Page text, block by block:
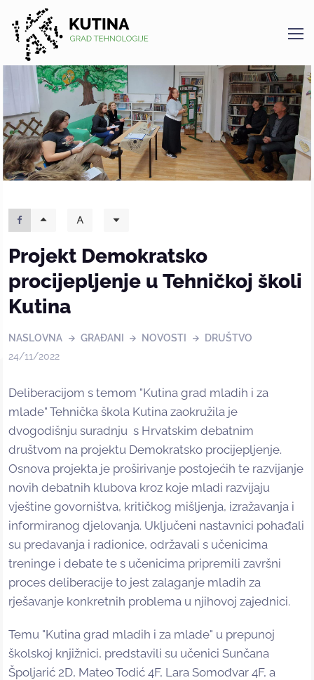
Kutina
Projekt Demokratsko
procijepljenje u Tehničkoj školi
Kutina
NASLOVNA GRAĐANI NOVOSTI
DRUŠTVO
24/11/2022
Deliberacijom s temom "Kutina grad mladih i za
mlade" Tehnička škola Kutina zaokružila je
dvogodišnju suradnju s Hrvatskim debatnim
društvom na projektu Demokratsko procijepljenje.
Osnova projekta je proširivanje postojećih te razvijanje
novih debatnih klubova kroz koje mladi razvijaju
vještine govorništva, kritičkog mišljenja, izražavanja i
informiranog djelovanja. Uključeni nastavnici pohađali
su predavanja i radionice, održavali s učenicima
treninge i debate te s učenicima pripremili završni
proces deliberacije to jest zalaganje mladih za
rješavanje konkretnih problema u njihovoj zajednici.
Temu "Kutina grad mladih i za mlade" u prepunoj
školskoj knjižnici, predstavili su učenici Sunčana
Špoljarić 2D, Mateo Todić 4F, Lara Somođvar 4F, a